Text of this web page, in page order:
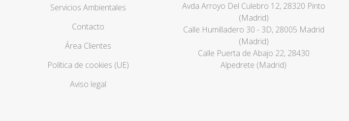
Servicios Ambientales
Contacto
Área Clientes
Política de cookies (UE)
Aviso legal
Avda Arroyo Del Culebro 12, 28320 Pinto
(Madrid)
Calle Humilladero 30 - 3D, 28005 Madrid
(Madrid)
Calle Puerta de Abajo 22, 28430
Alpedrete (Madrid)